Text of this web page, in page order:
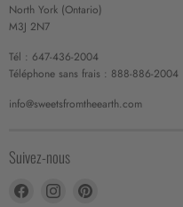
North York (Ontario)
M3J 2N7
Tél : 647-436-2004
Téléphone sans frais : 888-886-2004
info@sweetsfromtheearth.com
Suivez-nous
Trouvez- Trouvez-